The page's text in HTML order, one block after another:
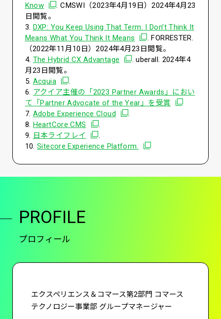
Know別ウィンドウで開く
. CMSWI（2023年4月19日）2024年4月23
日閲覧。
3. DXP: You Keep Using That Term. I Don’t Think It
Means What You Think It Means 別ウィンドウで開く
. FORRESTER.
（2022年11月10日）2024年4月23日閲覧。
4. The Hybrid CX Advantage 別ウィンドウで開く
. uberall. 2024年4
月23日閲覧。
5. Acquia別ウィンドウで開く
.
6. アクイア主催の「2023 Partner Awards」におい
て「Partner Advocate of the Year」を受賞 別ウィンドウ
7. Adobe Experience Cloud別ウィンドウで開く
.
8. HeartCore CMS 別ウィンドウで開く
.
9. 日本ライフレイ 別ウィンドウで開く
.
10.Sitecore Experience Platform. 別ウィンドウで開く
PROFILE
プロフィール
エクスペリエンス＆コマース第2部門 コマース
テクノロジー事業部 グループマネージャー